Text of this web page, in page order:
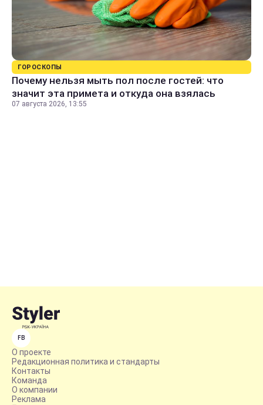
ГОРОСКОПЫ
Почему нельзя мыть пол после гостей: что
значит эта примета и откуда она взялась
07 августа 2026, 13:55
FB
О проекте
Редакционная политика и стандарты
Контакты
Команда
О компании
Реклама